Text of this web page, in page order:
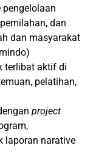
dan
dan masyarakat
terlibat aktif di
pelatihan,
project
laporan narative